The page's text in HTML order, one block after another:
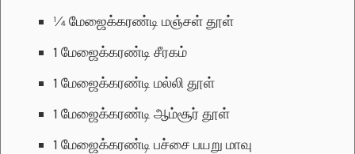
¼மேஜைக்கரண்டி மஞ்சள் தூள்
1 மேஜைக்கரண்டி சீரகம்
1 மேஜைக்கரண்டி மல்லி தூள்
1 மேஜைக்கரண்டி ஆம்சூர் தூள்
1 மேஜைக்கரண்டி பச்சை பயறு மாவு